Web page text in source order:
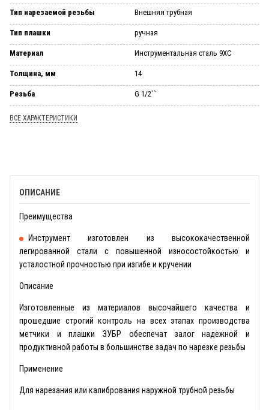
Тип нарезаемой резьбы Внешняя трубная
Тип плашки ручная
Материал Инструментальная сталь 9ХС
Толщина, мм 14
Резьба G 1/2``
ВСЕ ХАРАКТЕРИСТИКИ
ОПИСАНИЕ
Преимущества
Инструмент изготовлен из высококачественной
легированной стали с повышенной износостойкостью и
усталостной прочностью при изгибе и кручении
Описание
Изготовленные из материалов высочайшего качества и
прошедшие строгий контроль на всех этапах производства
метчики и плашки ЗУБР обеспечат залог надежной и
продуктивной работы в большинстве задач по нарезке резьбы
Применение
Для нарезания или калибрования наружной трубной резьбы